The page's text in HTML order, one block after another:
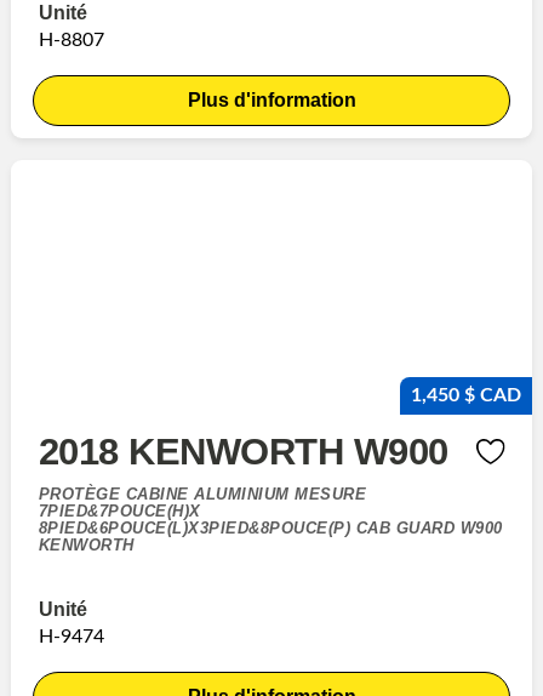
Unité
H-8807
Plus d'information
1,450 $ CAD
2018 KENWORTH W900
PROTÈGE CABINE ALUMINIUM MESURE
7PIED&7POUCE(H)X
8PIED&6POUCE(L)X3PIED&8POUCE(P) CAB GUARD W900
KENWORTH
Unité
H-9474